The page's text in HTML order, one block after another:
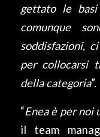
gettato le
comunque
soddisfazioni,
per collocarsi
della categoria”.
“Enea è per noi
il team